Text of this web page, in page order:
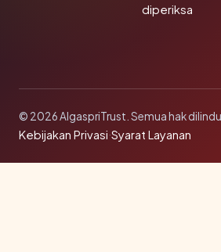
diperiksa
© 2026 AlgaspriTrust. Semua hak
Kebijakan Privasi·Syarat Layanan